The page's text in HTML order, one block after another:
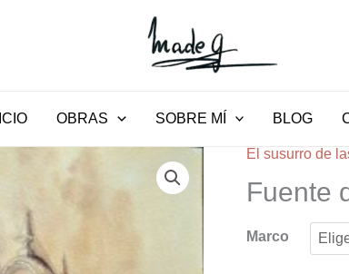
OBRAS SOBRE MÍ BLOG
El susurro de
Fuente
Marco
Fuente
de
Catalina